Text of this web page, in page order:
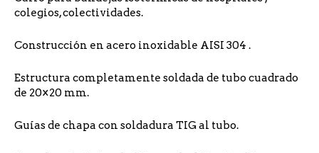
colegios, colectividades.
Construcción en acero inoxidable AISI 304 .
Estructura completamente soldada de tubo cuadrado
de 20×20 mm.
Guías de chapa con soldadura TIG al tubo.